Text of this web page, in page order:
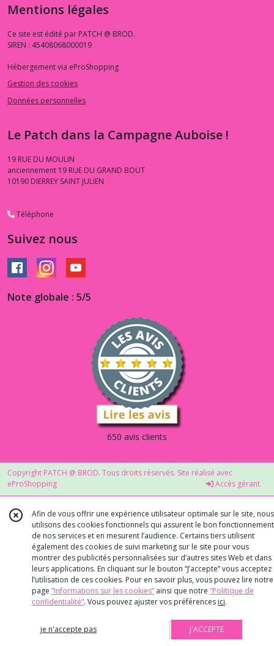
Mentions légales
Ce site est édité par PATCH @ BROD.
SIREN : 45408068000019
Hébergement via eProShopping
Gestion des cookies
Données personnelles
Le Patch dans la Campagne Auboise !
19 RUE DU MOULIN
anciennement 19 RUE DU GRAND BOUT
10190 DIERREY SAINT JULIEN
Téléphone
Suivez nous
Note globale : 5/5
650 avis clients
Copyright PATCH @ BROD. Tous droits réservés. Site réalisé avec
eProShopping
Accès gérant
Afin de vous offrir une expérience utilisateur optimale sur le site, nous
utilisons des cookies fonctionnels qui assurent le bon fonctionnement
de nos services et en mesurent l’audience. Certains tiers utilisent
également des cookies de suivi marketing sur le site pour vous
montrer des publicités personnalisées sur d’autres sites Web et dans
leurs applications. En cliquant sur le bouton “J’accepte” vous acceptez
l’utilisation de ces cookies. Pour en savoir plus, vous pouvez lire notre
page “Informations sur les cookies” ainsi que notre “Politique de
confidentialité“. Vous pouvez ajuster vos préférences ici.
je n'accepte pas J'ACCEPTE